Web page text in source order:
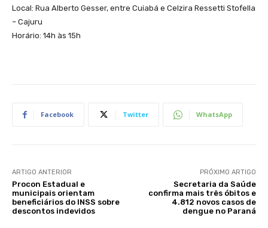
Local: Rua Alberto Gesser, entre Cuiabá e Celzira Ressetti Stofella
– Cajuru
Horário: 14h às 15h
Facebook Twitter WhatsApp
ARTIGO ANTERIOR
Procon Estadual e
municipais orientam
beneficiários do INSS sobre
descontos indevidos
PRÓXIMO ARTIGO
Secretaria da Saúde
confirma mais três óbitos e
4.812 novos casos de
dengue no Paraná